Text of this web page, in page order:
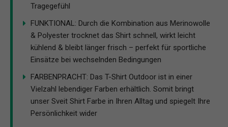
Tragegefühl
FUNKTIONAL: Durch die Kombination aus Merinowolle
& Polyester trocknet das Shirt schnell, wirkt leicht
kühlend & bleibt länger frisch – perfekt für sportliche
Einsätze bei wechselnden Bedingungen
FARBENPRACHT: Das T-Shirt Outdoor ist in einer
Vielzahl lebendiger Farben erhältlich. Somit bringt
unser Sveit Shirt Farbe in Ihren Alltag und spiegelt Ihre
Persönlichkeit wider